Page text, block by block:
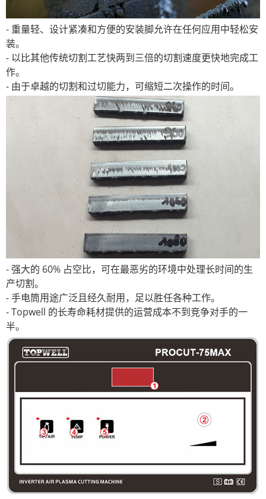
- 重量轻、设计紧凑和方便的安装脚允许在任何应用中轻松安
装。
- 以比其他传统切割工艺快两到三倍的切割速度更快地完成工
作。
- 由于卓越的切割和过切能力，可缩短二次操作的时间。
- 强大的 60% 占空比，可在最恶劣的环境中处理长时间的生
产切割。
- 手电筒用途广泛且经久耐用，足以胜任各种工作。
- Topwell 的长寿命耗材提供的运营成本不到竞争对手的一
半。